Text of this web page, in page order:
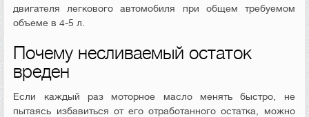
двигателя легкового автомобиля при общем требуемом
объеме в 4-5 л.
Почему несливаемый остаток
вреден
Если каждый раз моторное масло менять быстро, не
пытаясь избавиться от его отработанного остатка, можно